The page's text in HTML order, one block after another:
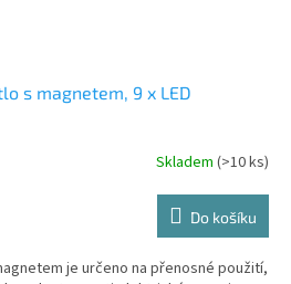
s magnetem, 9 x LED
Skladem (>10 ks)
Do košíku
je určeno na přenosné použití,